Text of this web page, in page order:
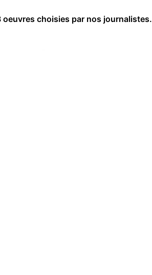
choisies par nos journalistes.